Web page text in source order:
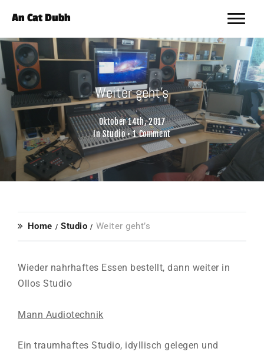
An Cat Dubh
Weiter geht’s
Oktober 14th, 2017
InStudio•1 Comment
Home Studio Weiter geht’s
Wieder nahrhaftes Essen bestellt, dann weiter in
Ollos Studio
Mann Audiotechnik
Ein traumhaftes Studio, idyllisch gelegen und